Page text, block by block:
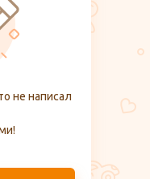
не написал